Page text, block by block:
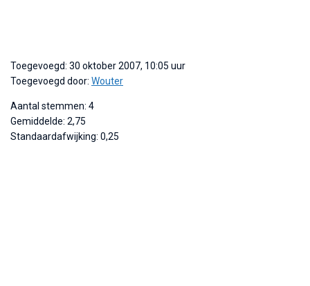
Toegevoegd: 30 oktober 2007, 10:05 uur
Toegevoegd door: Wouter
Aantal stemmen: 4
Gemiddelde: 2,75
Standaardafwijking: 0,25